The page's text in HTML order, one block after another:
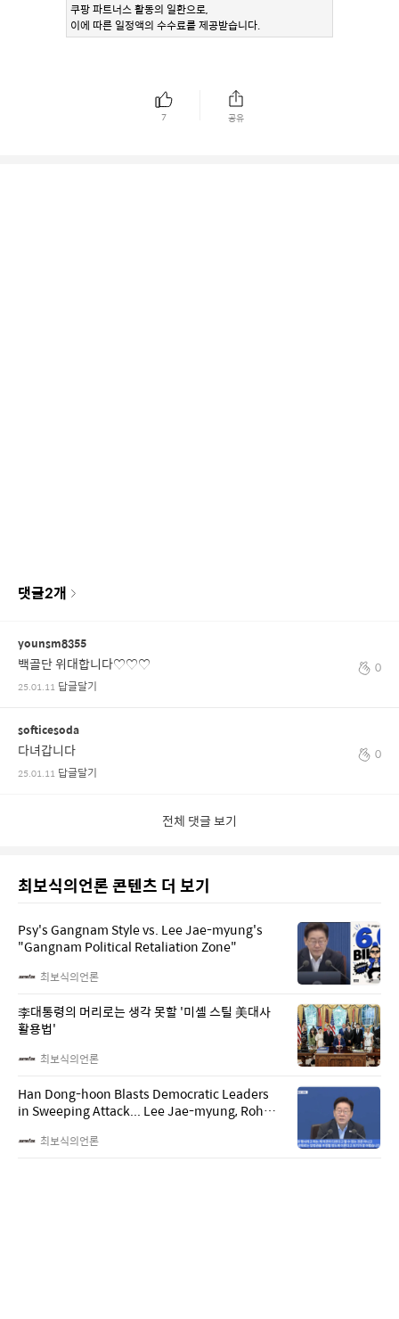
쿠팡 파트너스 활동의 일환으로,
이에 따른 일정액의 수수료를 제공받습니다.
7 공유
댓글2개
younsm8355
백골단 위대합니다♡♡♡
25.01.11 답글달기
0
softicesoda
다녀갑니다
25.01.11 답글달기
0
전체 댓글 보기
최보식의언론 콘텐츠 더 보기
Psy's Gangnam Style vs. Lee Jae-myung's
"Gangnam Political Retaliation Zone"
최보식의언론
李대통령의 머리로는 생각 못할 '미셸 스틸 美대사
활용법'
최보식의언론
Han Dong-hoon Blasts Democratic Leaders
in Sweeping Attack... Lee Jae-myung, Roh
and Han Myeong-sook
최보식의언론